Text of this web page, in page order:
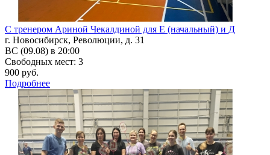
С тренером Ариной Чекалдиной для Е (начальный) и Д
г. Новосибирск, Революции, д. 31
ВС (09.08) в 20:00
Свободных мест: 3
900 руб.
Подробнее